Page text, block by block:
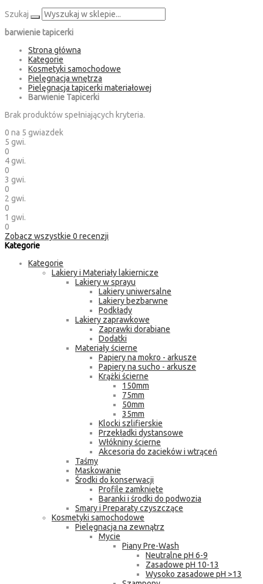
Szukaj
barwienie tapicerki
Strona główna
Kategorie
Kosmetyki samochodowe
Pielęgnacja wnętrza
Pielęgnacja tapicerki materiałowej
Barwienie Tapicerki
Brak produktów spełniających kryteria.
0 na 5 gwiazdek
5 gwi.
0
4 gwi.
0
3 gwi.
0
2 gwi.
0
1 gwi.
0
Zobacz wszystkie 0 recenzji
Kategorie
Kategorie
Lakiery i Materiały lakiernicze
Lakiery w sprayu
Lakiery uniwersalne
Lakiery bezbarwne
Podkłady
Lakiery zaprawkowe
Zaprawki dorabiane
Dodatki
Materiały ścierne
Papiery na mokro - arkusze
Papiery na sucho - arkusze
Krążki ścierne
150mm
75mm
50mm
35mm
Klocki szlifierskie
Przekładki dystansowe
Włókniny ścierne
Akcesoria do zacieków i wtrąceń
Taśmy
Maskowanie
Środki do konserwacji
Profile zamknięte
Baranki i środki do podwozia
Smary i Preparaty czyszczące
Kosmetyki samochodowe
Pielęgnacja na zewnątrz
Mycie
Piany Pre-Wash
Neutralne pH 6-9
Zasadowe pH 10-13
Wysoko zasadowe pH >13